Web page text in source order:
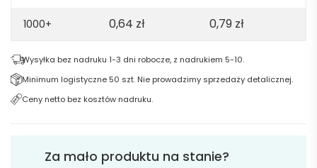
1000+ 0,64 zł 0,79 zł
Wysyłka bez nadruku 1-3 dni robocze, z nadrukiem 5-10.
Minimum logistyczne 50 szt. Nie prowadzimy sprzedaży detalicznej.
Ceny netto bez kosztów nadruku.
Za mało produktu na stanie?